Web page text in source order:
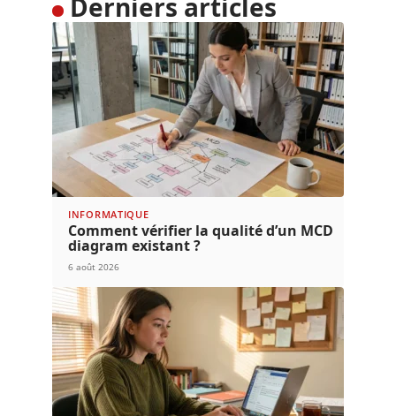
INFORMATIQUE
Comment vérifier la qualité d’un MCD
diagram existant ?
6 août 2026